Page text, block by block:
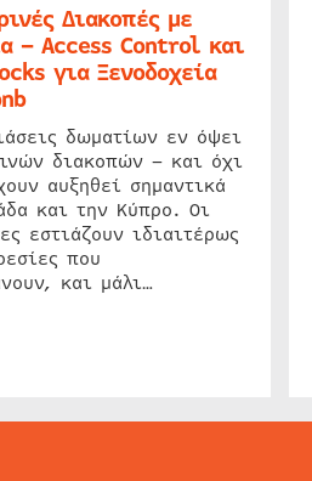
Διακοπές με
– Access Control και
για Ξενοδοχεία
δωματίων εν όψει
διακοπών – και όχι
αυξηθεί σημαντικά
και την Κύπρο. Οι
εστιάζουν ιδιαιτέρως
που
και μάλι…